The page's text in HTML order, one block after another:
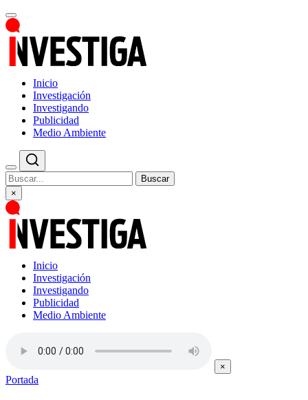
Inicio
Investigación
Investigando
Publicidad
Medio Ambiente
Buscar
×
Inicio
Investigación
Investigando
Publicidad
Medio Ambiente
×
Portada